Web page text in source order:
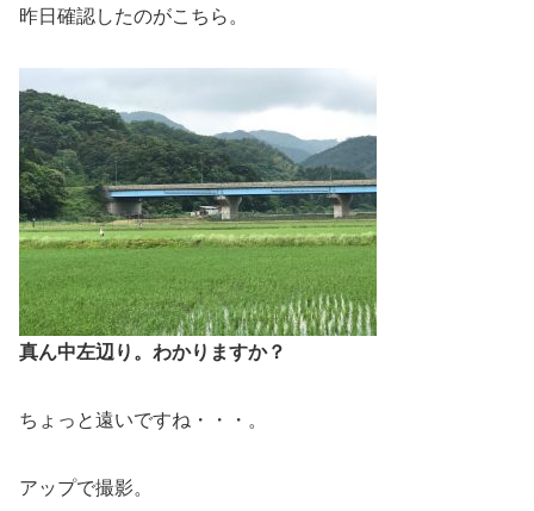
昨日確認したのがこちら。
真ん中左辺り。わかりますか？
ちょっと遠いですね・・・。
アップで撮影。